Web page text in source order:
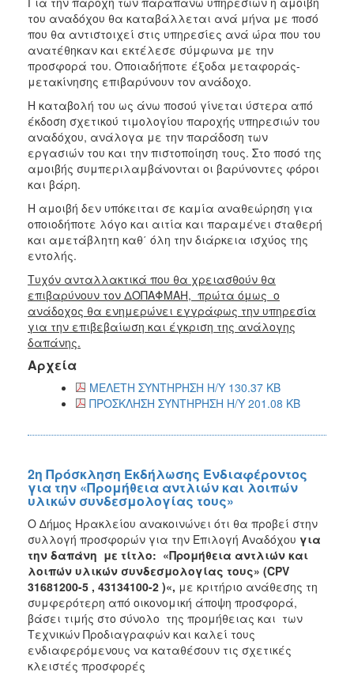
του αναδόχου θα καταβάλλεται ανά μήνα με ποσό
που θα αντιστοιχεί στις υπηρεσίες ανά ώρα που του
ανατέθηκαν και εκτέλεσε σύμφωνα με την
προσφορά του. Οποιαδήποτε έξοδα μεταφοράς-
μετακίνησης επιβαρύνουν τον ανάδοχο.
Η καταβολή του ως άνω ποσού γίνεται ύστερα από
έκδοση σχετικού τιμολογίου παροχής υπηρεσιών του
αναδόχου, ανάλογα με την παράδοση των
εργασιών του και την πιστοποίηση τους. Στο ποσό της
αμοιβής συμπεριλαμβάνονται οι βαρύνοντες φόροι
και βάρη.
Η αμοιβή δεν υπόκειται σε καμία αναθεώρηση για
οποιοδήποτε λόγο και αιτία και παραμένει σταθερή
και αμετάβλητη καθ΄ όλη την διάρκεια ισχύος της
εντολής.
Τυχόν ανταλλακτικά που θα χρειασθούν θα
επιβαρύνουν τον ΔΟΠΑΦΜΑΗ, πρώτα όμως ο
ανάδοχος θα ενημερώνει εγγράφως την υπηρεσία
για την επιβεβαίωση και έγκριση της ανάλογης
δαπάνης.
Αρχεία
ΜΕΛΕΤΗ ΣΥΝΤΗΡΗΣΗ Η/Υ 130.37 KB
ΠΡΟΣΚΛHΣΗ ΣΥΝΤΗΡΗΣΗ Η/Υ 201.08 KB
2η Πρόσκληση Εκδήλωσης Ενδιαφέροντος
για την «Προμήθεια αντλιών και λοιπών
υλικών συνδεσμολογίας τους»
Ο ∆ήµος Ηρακλείου ανακοινώνει ότι θα προβεί στην
συλλογή προσφορών για την Επιλογή Αναδόχου για
την δαπάνη με τίτλο: «Προμήθεια αντλιών και
λοιπών υλικών συνδεσμολογίας τους» (CPV
31681200-5 , 43134100-2 )«, με κριτήριο ανάθεσης τη
συμφερότερη από οικονομική άποψη προσφορά,
βάσει τιμής στο σύνολο της προμήθειας και των
Τεχνικών Προδιαγραφών και καλεί τους
ενδιαφερόμενους να καταθέσουν τις σχετικές
κλειστές προσφορές